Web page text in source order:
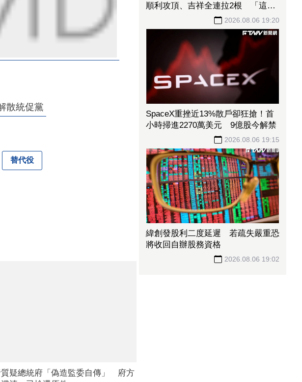
散統促黨
替代役
疑總統府「偽造監委自傳」 府方
順利攻頂、吉祥全連拉2根 「這6
檔」昨漲停今卻收黑 2026.08.06 19:20
SpaceX重挫近13%散戶卻狂搶！首
小時掃進2270萬美元 9億股今解禁
2026.08.06 19:15
緯創發股利二度延遲 若疏失嚴重恐
將收回自辦股務資格
2026.08.06 19:02